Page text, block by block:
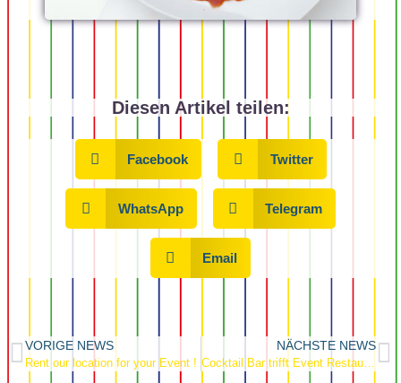
Diesen Artikel teilen:
Facebook Twitter
WhatsApp Telegram
Email
VORIGE NEWS
Rent our location for your Event !
NÄCHSTE NEWS
Cocktail Bar trifft Event Restaurant